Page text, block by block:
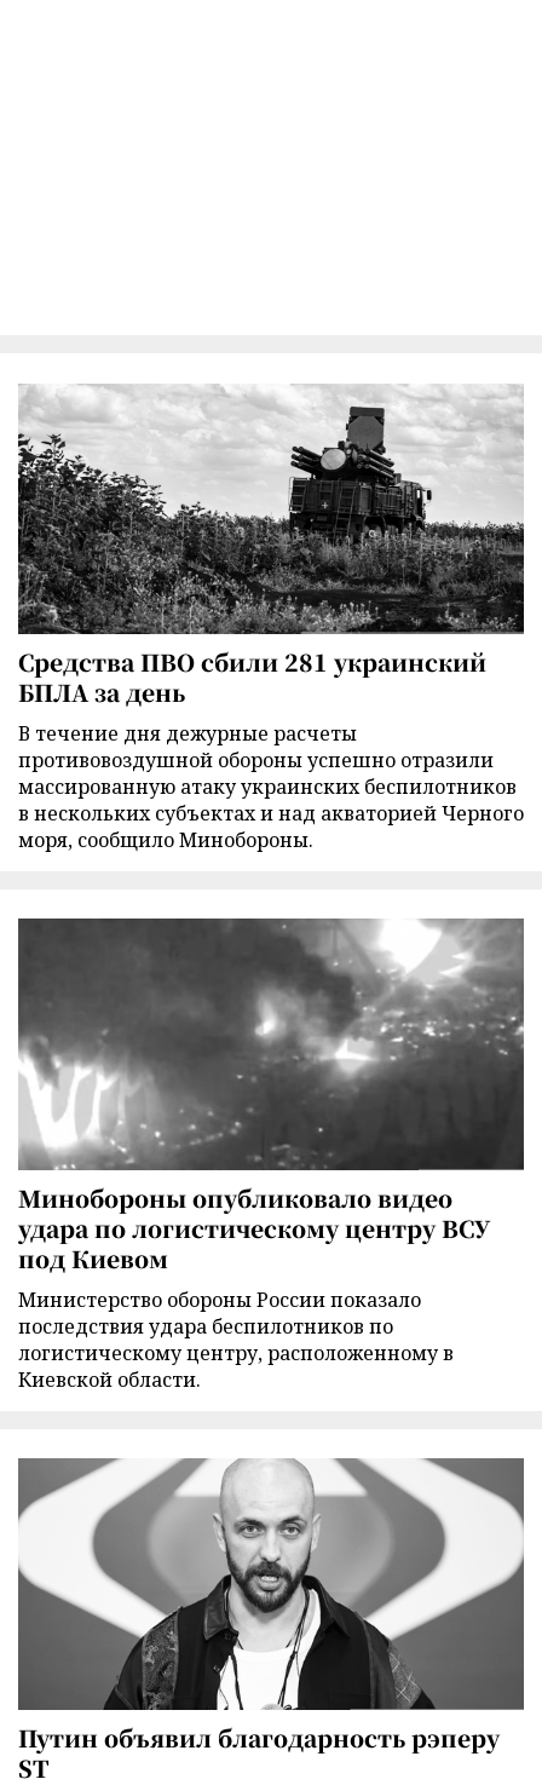
Средства ПВО сбили 281 украинский
БПЛА за день
В течение дня дежурные расчеты
противовоздушной обороны успешно отразили
массированную атаку украинских беспилотников
в нескольких субъектах и над акваторией Черного
моря, сообщило Минобороны.
Минобороны опубликовало видео
удара по логистическому центру ВСУ
под Киевом
Министерство обороны России показало
последствия удара беспилотников по
логистическому центру, расположенному в
Киевской области.
Путин объявил благодарность рэперу
ST